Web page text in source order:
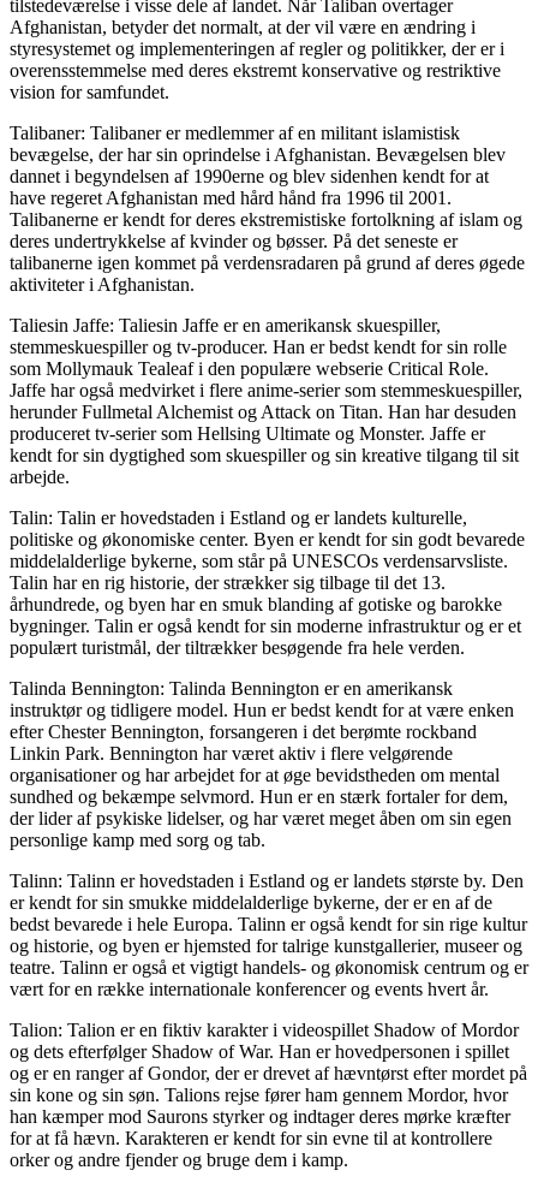
tilstedeværelse i visse dele af landet. Når Taliban overtager
Afghanistan, betyder det normalt, at der vil være en ændring i
styresystemet og implementeringen af regler og politikker, der er i
overensstemmelse med deres ekstremt konservative og restriktive
vision for samfundet.
Talibaner: Talibaner er medlemmer af en militant islamistisk
bevægelse, der har sin oprindelse i Afghanistan. Bevægelsen blev
dannet i begyndelsen af 1990erne og blev sidenhen kendt for at
have regeret Afghanistan med hård hånd fra 1996 til 2001.
Talibanerne er kendt for deres ekstremistiske fortolkning af islam og
deres undertrykkelse af kvinder og bøsser. På det seneste er
talibanerne igen kommet på verdensradaren på grund af deres øgede
aktiviteter i Afghanistan.
Taliesin Jaffe: Taliesin Jaffe er en amerikansk skuespiller,
stemmeskuespiller og tv-producer. Han er bedst kendt for sin rolle
som Mollymauk Tealeaf i den populære webserie Critical Role.
Jaffe har også medvirket i flere anime-serier som stemmeskuespiller,
herunder Fullmetal Alchemist og Attack on Titan. Han har desuden
produceret tv-serier som Hellsing Ultimate og Monster. Jaffe er
kendt for sin dygtighed som skuespiller og sin kreative tilgang til sit
arbejde.
Talin: Talin er hovedstaden i Estland og er landets kulturelle,
politiske og økonomiske center. Byen er kendt for sin godt bevarede
middelalderlige bykerne, som står på UNESCOs verdensarvsliste.
Talin har en rig historie, der strækker sig tilbage til det 13.
århundrede, og byen har en smuk blanding af gotiske og barokke
bygninger. Talin er også kendt for sin moderne infrastruktur og er et
populært turistmål, der tiltrækker besøgende fra hele verden.
Talinda Bennington: Talinda Bennington er en amerikansk
instruktør og tidligere model. Hun er bedst kendt for at være enken
efter Chester Bennington, forsangeren i det berømte rockband
Linkin Park. Bennington har været aktiv i flere velgørende
organisationer og har arbejdet for at øge bevidstheden om mental
sundhed og bekæmpe selvmord. Hun er en stærk fortaler for dem,
der lider af psykiske lidelser, og har været meget åben om sin egen
personlige kamp med sorg og tab.
Talinn: Talinn er hovedstaden i Estland og er landets største by. Den
er kendt for sin smukke middelalderlige bykerne, der er en af ​​de
bedst bevarede i hele Europa. Talinn er også kendt for sin rige kultur
og historie, og byen er hjemsted for talrige kunstgallerier, museer og
teatre. Talinn er også et vigtigt handels- og økonomisk centrum og er
vært for en række internationale konferencer og events hvert år.
Talion: Talion er en fiktiv karakter i videospillet Shadow of Mordor
og dets efterfølger Shadow of War. Han er hovedpersonen i spillet
og er en ranger af Gondor, der er drevet af hævntørst efter mordet på
sin kone og sin søn. Talions rejse fører ham gennem Mordor, hvor
han kæmper mod Saurons styrker og indtager deres mørke kræfter
for at få hævn. Karakteren er kendt for sin evne til at kontrollere
orker og andre fjender og bruge dem i kamp.